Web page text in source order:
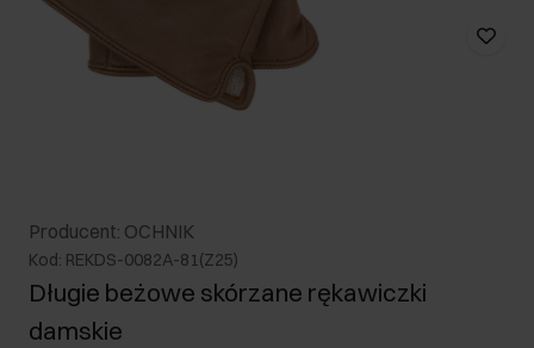
Producent: OCHNIK
Kod: REKDS-0082A-81(Z25)
Długie beżowe skórzane rękawiczki
damskie